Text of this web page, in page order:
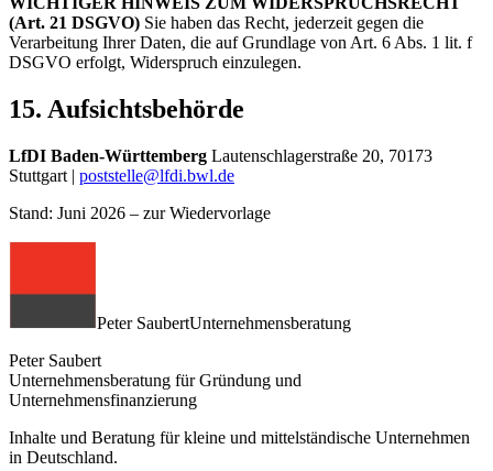
(Art. 21 DSGVO) Sie haben das Recht, jederzeit gegen die
Verarbeitung Ihrer Daten, die auf Grundlage von Art. 6 Abs. 1 lit. f
DSGVO erfolgt, Widerspruch einzulegen.
15. Aufsichtsbehörde
LfDI Baden-Württemberg Lautenschlagerstraße 20, 70173
Stuttgart | poststelle@lfdi.bwl.de
Stand: Juni 2026 – zur Wiedervorlage
Peter SaubertUnternehmensberatung
Peter Saubert
Unternehmensberatung für Gründung und
Unternehmensfinanzierung
Inhalte und Beratung für kleine und mittelständische Unternehmen
in Deutschland.